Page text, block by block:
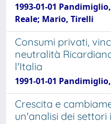
1993-01-01
Reale; Mario, Tirelli
Consumi privati,
neutralità
l'Italia
1991-01-01
Crescita e
un'analisi dei